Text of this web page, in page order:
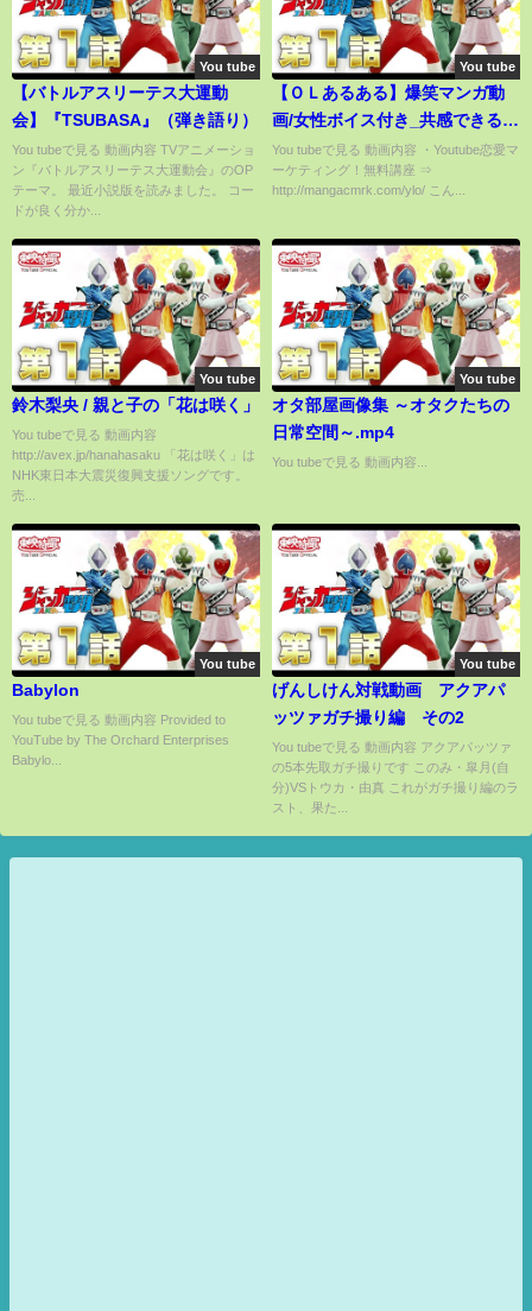
You tube
【バトルアスリーテス大運動
会】『TSUBASA』（弾き語り）
You tubeで見る 動画内容 TVアニメーショ
ン『バトルアスリーテス大運動会』のOP
テーマ。 最近小説版を読みました。 コー
ドが良く分か...
You tube
【ＯＬあるある】爆笑マンガ動
画/女性ボイス付き_共感できる仕
事あるあるネタ６選！！！
You tubeで見る 動画内容 ・Youtube恋愛マ
ーケティング！無料講座 ⇒
http://mangacmrk.com/ylo/ こん...
You tube
鈴木梨央 / 親と子の「花は咲く」
You tubeで見る 動画内容
http://avex.jp/hanahasaku 「花は咲く」は
NHK東日本大震災復興支援ソングです。
売...
You tube
オタ部屋画像集 ～オタクたちの
日常空間～.mp4
You tubeで見る 動画内容...
You tube
Babylon
You tubeで見る 動画内容 Provided to
YouTube by The Orchard Enterprises
Babylo...
You tube
げんしけん対戦動画 アクアパ
ッツァガチ撮り編 その2
You tubeで見る 動画内容 アクアパッツァ
の5本先取ガチ撮りです このみ・皐月(自
分)VSトウカ・由真 これがガチ撮り編のラ
スト、果た...